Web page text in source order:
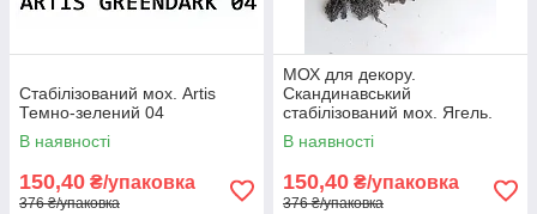
Стабілізований мох. Artis
Темно-зелений 04
В наявності
150,40 ₴/упаковка
376 ₴/упаковка
МОХ для декору.
Скандинавський
стабілізований мох. Ягель.
Прямі поставки. Чорний 16
В наявності
150,40 ₴/упаковка
376 ₴/упаковка